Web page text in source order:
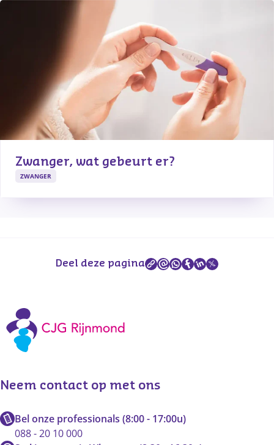
Zwanger, wat gebeurt er?
ZWANGER
Deel deze pagina
Neem contact op met ons
Bel onze professionals (8:00 - 17:00u)
088 - 20 10 000